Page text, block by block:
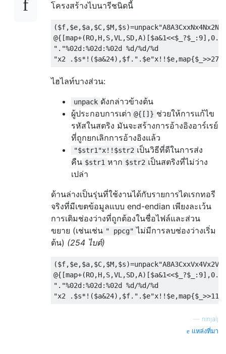
โครงสร้างไบนารีชนิดนี้
"."%02d:%02d:%02d %d/%d/%d
ไฮไลท์บางส่วน:
unpack ดังกล่าวข้างต้น
ผู้ประกอบการเต่า @{[]} ช่วยให้การแก้ไข
รหัสในสตริง มันจะสร้างการอ้างอิงอาร์เรย์
ที่ถูกยกเลิกการอ้างอิงแล้ว
"$str1"x!!$str2 เป็นวิธีที่ดีในการส่ง
คืน $str1 หาก $str2 เป็นสตริงที่ไม่ว่าง
เปล่า
ด้านล่างเป็นรุ่นที่ใช้งานได้กับรายการไดเรกทอรี
จริงที่มีเขตข้อมูลแบบ end-endian เพียงละเว้น
การเติมช่องว่างที่ถูกต้องในชื่อไฟล์และส่วน
ขยาย (เช่นเช่น " ppcg" ไม่มีการลบช่องว่างเริ่ม
ต้น) (254 ไบต์)
"."%02d:%02d:%02d %d/%d/%d
ninjalj
แหล่งที่มา